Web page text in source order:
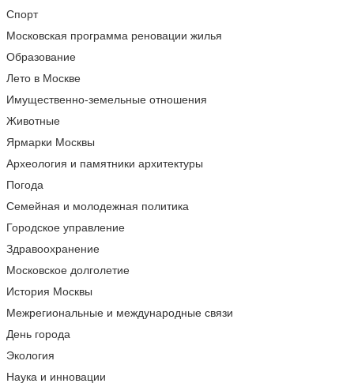
Спорт
Московская программа реновации жилья
Образование
Лето в Москве
Имущественно-земельные отношения
Животные
Ярмарки Москвы
Археология и памятники архитектуры
Погода
Семейная и молодежная политика
Городское управление
Здравоохранение
Московское долголетие
История Москвы
Межрегиональные и международные связи
День города
Экология
Наука и инновации